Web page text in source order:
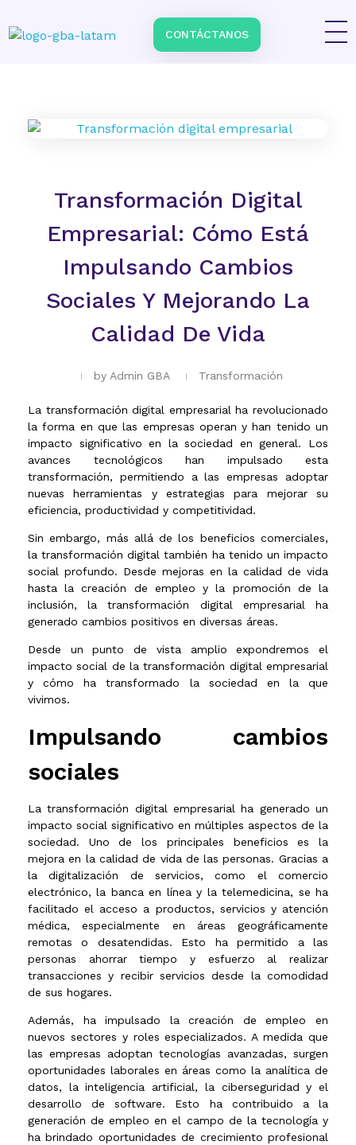
CONTÁCTANOS
Transformación Digital
Empresarial: Cómo Está
Impulsando Cambios
Sociales Y Mejorando La
Calidad De Vida
by Admin GBA Transformación
La transformación digital empresarial ha revolucionado
la forma en que las empresas operan y han tenido un
impacto significativo en la sociedad en general. Los
avances tecnológicos han impulsado esta
transformación, permitiendo a las empresas adoptar
nuevas herramientas y estrategias para mejorar su
eficiencia, productividad y competitividad.
Sin embargo, más allá de los beneficios comerciales,
la transformación digital también ha tenido un impacto
social profundo. Desde mejoras en la calidad de vida
hasta la creación de empleo y la promoción de la
inclusión, la transformación digital empresarial ha
generado cambios positivos en diversas áreas.
Desde un punto de vista amplio expondremos el
impacto social de la transformación digital empresarial
y cómo ha transformado la sociedad en la que
vivimos.
Impulsando cambios
sociales
La transformación digital empresarial ha generado un
impacto social significativo en múltiples aspectos de la
sociedad. Uno de los principales beneficios es la
mejora en la calidad de vida de las personas. Gracias a
la digitalización de servicios, como el comercio
electrónico, la banca en línea y la telemedicina, se ha
facilitado el acceso a productos, servicios y atención
médica, especialmente en áreas geográficamente
remotas o desatendidas. Esto ha permitido a las
personas ahorrar tiempo y esfuerzo al realizar
transacciones y recibir servicios desde la comodidad
de sus hogares.
Además, ha impulsado la creación de empleo en
nuevos sectores y roles especializados. A medida que
las empresas adoptan tecnologías avanzadas, surgen
oportunidades laborales en áreas como la analítica de
datos, la inteligencia artificial, la ciberseguridad y el
desarrollo de software. Esto ha contribuido a la
generación de empleo en el campo de la tecnología y
ha brindado oportunidades de crecimiento profesional